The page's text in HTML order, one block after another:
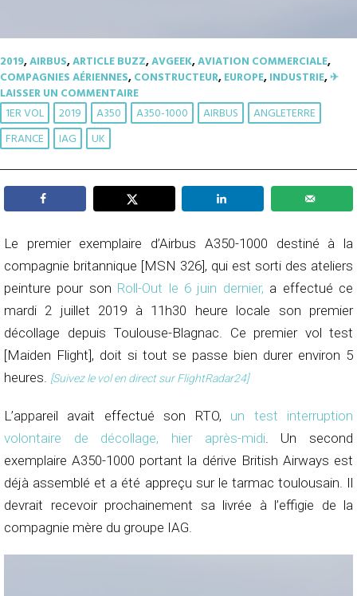
2019,AIRBUS,ARTICLE BUZZ,AVGEEK,AVIATION COMMERCIALE,
COMPAGNIES AÉRIENNES,CONSTRUCTEUR,EUROPE,INDUSTRIE,✈︎
LAISSER UN COMMENTAIRE
1ER VOL 2019 A350 A350-1000 AIRBUS
ANGLETERRE
FRANCE
IAG UK
Le premier exemplaire d’Airbus A350-1000 destiné à la
compagnie britannique [MSN 326], qui est sorti des ateliers
peinture pour son Roll-Out le 6 juin dernier, a effectué ce
mardi 2 juillet 2019 à 11h30 heure locale son premier
décollage depuis Toulouse-Blagnac. Ce premier vol test
[Maiden Flight], doit si tout se passe bien durer environ 5
heures. [Suivez le vol en direct sur FlightRadar24]
L’appareil avait effectué son RTO, un test interruption
volontaire de décollage, hier après-midi. Un second
exemplaire A350-1000 portant la dérive British Airways est
déjà assemblé et a été appreçu sur le tarmac toulousain. Il
devrait recevoir prochainement sa livrée à l’effigie de la
compagnie mère du groupe IAG.